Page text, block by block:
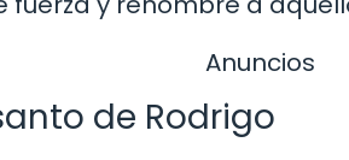
Anuncios
de Rodrigo